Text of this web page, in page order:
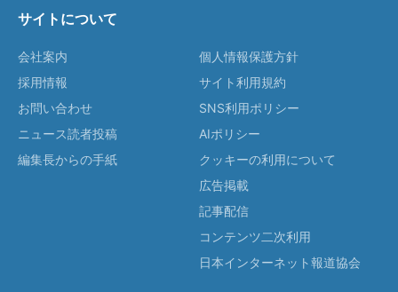
サイトについて
会社案内
採用情報
お問い合わせ
ニュース読者投稿
編集長からの手紙
個人情報保護方針
サイト利用規約
SNS利用ポリシー
AIポリシー
クッキーの利用について
広告掲載
記事配信
コンテンツ二次利用
日本インターネット報道協会